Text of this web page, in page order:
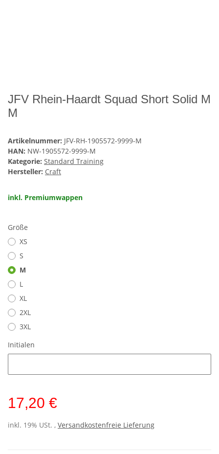
JFV Rhein-Haardt Squad Short Solid M
M
Artikelnummer: JFV-RH-1905572-9999-M
HAN: NW-1905572-9999-M
Kategorie: Standard Training
Hersteller: Craft
inkl. Premiumwappen
Größe
XS
S
M
L
XL
2XL
3XL
Initialen
17,20 €
inkl. 19% USt. , Versandkostenfreie Lieferung